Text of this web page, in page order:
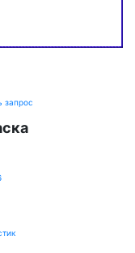
запрос